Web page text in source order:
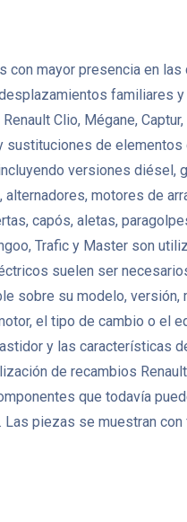
con mayor presencia en
familiares
Clio, Mégane,
sustituciones de
versiones
motores de
capós, aletas,
Trafic y Master son
suelen ser
sobre su modelo,
el tipo de cambio o el
y las características
de recambios
que todavía
Las piezas se muestran